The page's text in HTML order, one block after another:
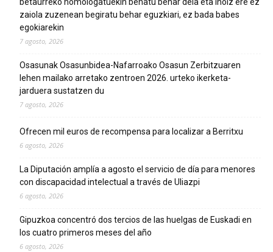
zaiola zuzenean begiratu behar eguzkiari, ez bada babes
egokiarekin
7 agosto, 2026
Osasunak Osasunbidea-Nafarroako Osasun Zerbitzuaren
lehen mailako arretako zentroen 2026. urteko ikerketa-
jarduera sustatzen du
7 agosto, 2026
Ofrecen mil euros de recompensa para localizar a Berritxu
6 agosto, 2026
La Diputación amplía a agosto el servicio de día para menores
con discapacidad intelectual a través de Uliazpi
6 agosto, 2026
Gipuzkoa concentró dos tercios de las huelgas de Euskadi en
los cuatro primeros meses del año
6 agosto, 2026